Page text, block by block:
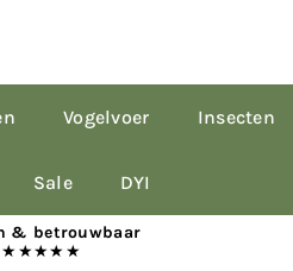
Vogelvoer Insecten
Sale DYI
& betrouwbaar
★★★★★